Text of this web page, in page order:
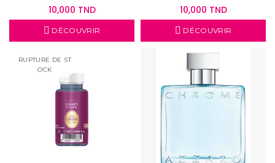
10,000 TND
DÉCOUVRIR
10,000 TND
DÉCOUVRIR
RUPTURE DE ST
OCK